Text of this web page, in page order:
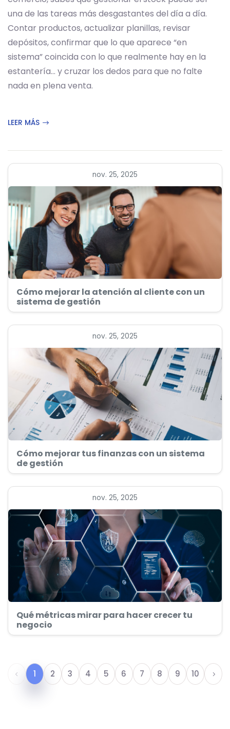
una de las tareas más desgastantes del día a día.
Contar productos, actualizar planillas, revisar
depósitos, confirmar que lo que aparece “en
sistema” coincida con lo que realmente hay en la
estantería… y cruzar los dedos para que no falte
nada en plena venta.
LEER MÁS
nov. 25, 2025
Cómo mejorar la atención al cliente con un
sistema de gestión
nov. 25, 2025
Cómo mejorar tus finanzas con un sistema
de gestión
nov. 25, 2025
Qué métricas mirar para hacer crecer tu
negocio
1 2 3 4 5 6 7 8 9 10